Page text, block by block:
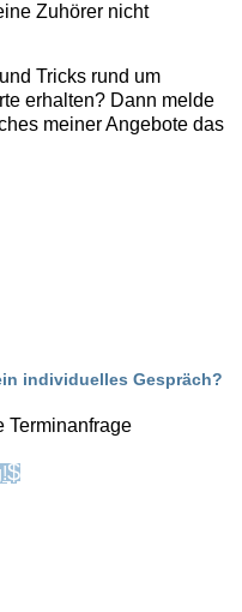
Zuhörer nicht
Tricks rund um
erhalten? Dann melde
meiner Angebote das
individuelles Gespräch?
Terminanfrage